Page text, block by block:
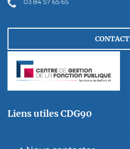
03 84 57 65 65
CONTACT
Liens utiles CDG90